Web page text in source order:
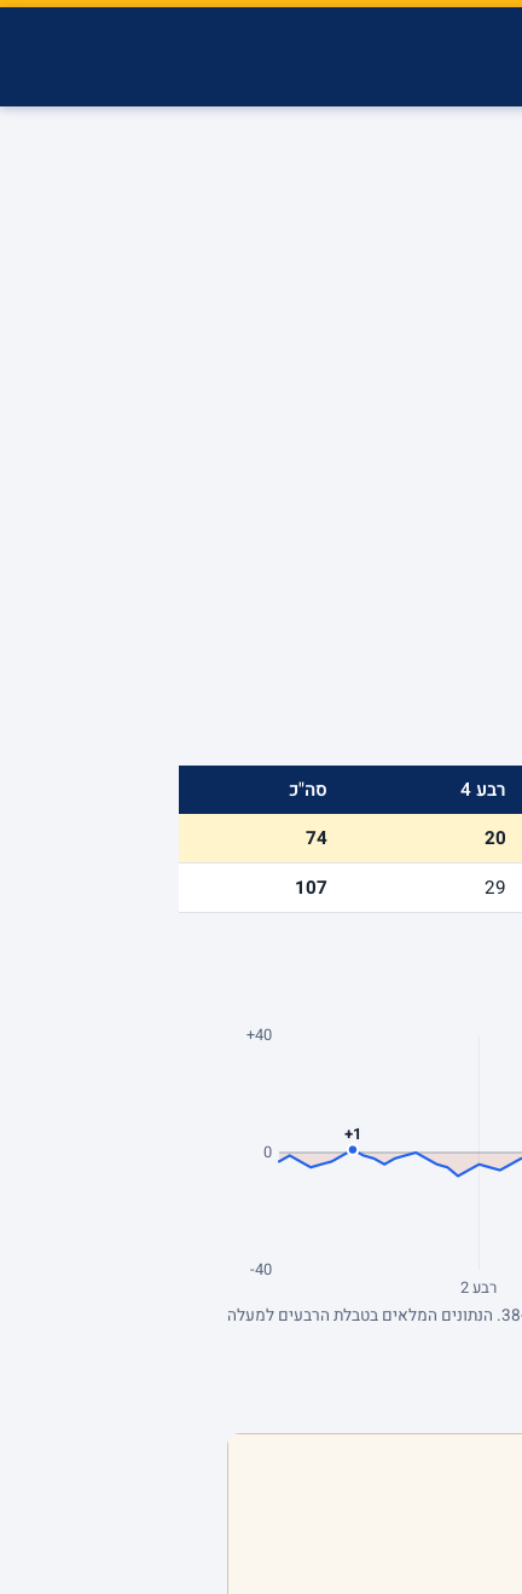
רבע 4
סה"כ
20
74
29
107
+40
0
-40
+1
רבע 2